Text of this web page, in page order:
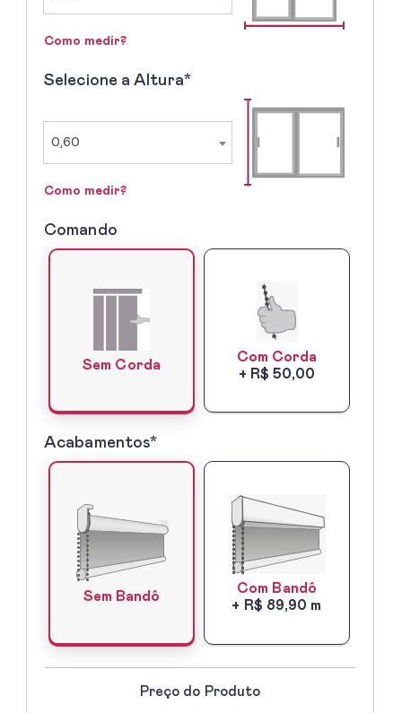
Como medir?
2º
Selecione a Altura*
0,60
Como medir?
3º
Comando
Sem Corda
Com Corda
+ R$ 50,00
5º
Acabamentos*
Sem Bandô
Com Bandô
+ R$ 89,90 m
Preço do Produto